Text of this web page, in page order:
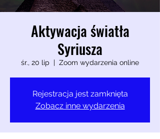
Aktywacja światła
Syriusza
śr., 20 lip
  |
Zoom wydarzenia online
Rejestracja jest zamknięta
Zobacz inne wydarzenia